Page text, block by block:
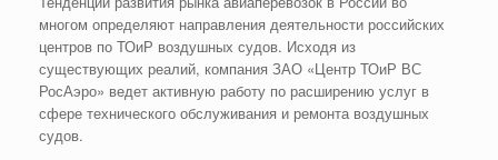
многом определяют направления деятельности российских
центров по ТОиР воздушных судов. Исходя из
существующих реалий, компания ЗАО «Центр ТОиР ВС
РосАэро» ведет активную работу по расширению услуг в
сфере технического обслуживания и ремонта воздушных
судов.